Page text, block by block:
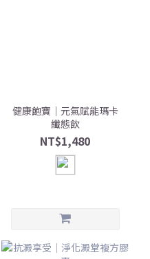
健康飽寶｜元氣賦能瑪卡
纖態飲
NT$1,480